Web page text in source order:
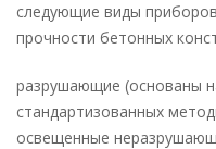
следующие виды
прочности бетонных
разрушающие (основаны
стандартизованных
освещенные